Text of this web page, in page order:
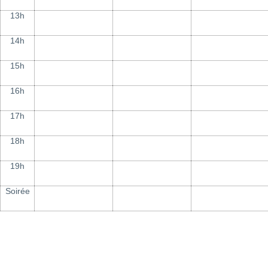
13h
14h
15h
16h
17h
18h
19h
Soirée